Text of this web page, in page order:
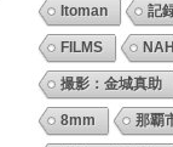
Itoman 記
FILMS
撮影：金城真助
8mm 那覇